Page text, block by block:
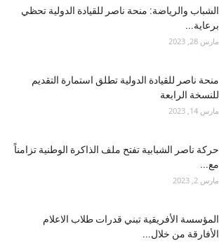
الشباب والرياضة: منحة ناصر للقيادة الدولية تحظي
برعاية...
مارس 28, 2023
منحة ناصر للقيادة الدولية تطلق استمارة التقديم
للنسخة الرابعة
مارس 14, 2023
حركة ناصر الشبابية تفتح ملف الذاكرة الوطنية تزامناً
مع...
مارس 2, 2023
المؤسسة الأفريقية تبني قدرات طلاب الاعلام
الأفارقة من خلال...